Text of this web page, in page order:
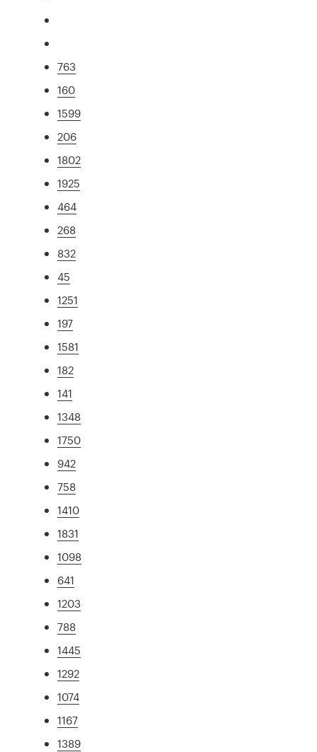
763
160
1599
206
1802
1925
464
268
832
45
1251
197
1581
182
141
1348
1750
942
758
1410
1831
1098
641
1203
788
1445
1292
1074
1167
1389